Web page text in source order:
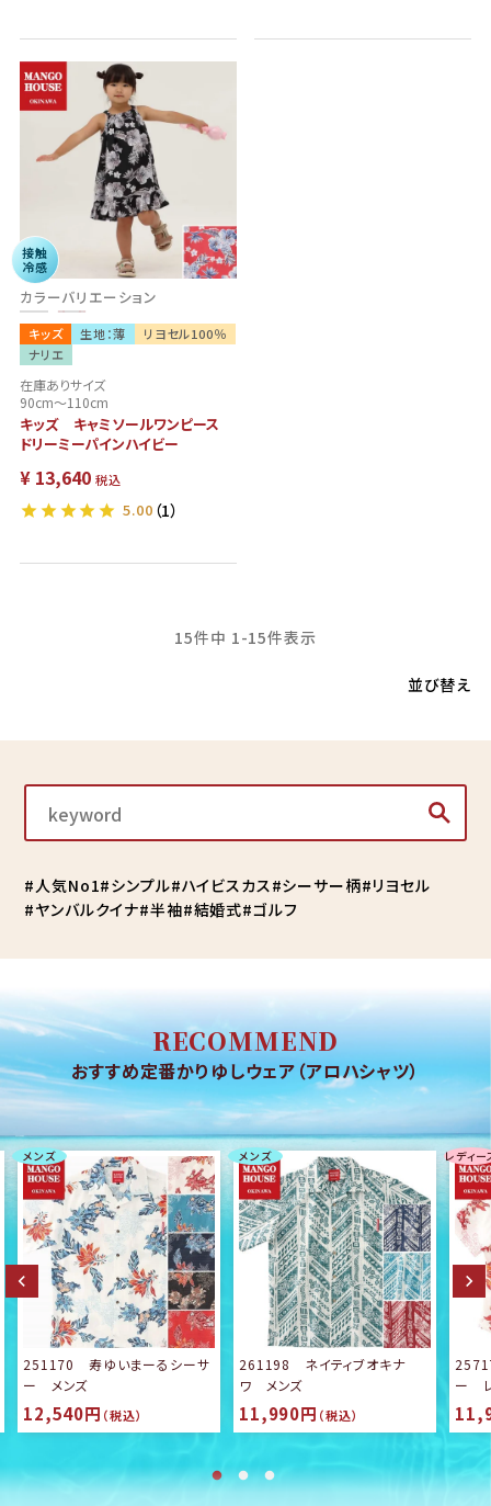
カラーバリエーション
キッズ 生地：薄
リヨセル100％
ナリエ
接触
冷感
在庫ありサイズ
90cm～110cm
キッズ キャミソールワンピース
ドリーミーパインハイビー
¥ 13,640 税込
5.00 （1）
並び替え
15件中 1-15件表示
人気No1 シンプル ハイビスカス シーサー柄 リヨセル
ヤンバルクイナ 半袖 結婚式 ゴルフ
RECOMMEND
おすすめ定番かりゆしウェア（アロハシャツ）
メンズ
251170 寿ゆいまーるシーサ
ー メンズ
12,540円 （税込）
メンズ
261198 ネイティブオキナ
ワ メンズ
11,990円 （税込）
レディー
ー